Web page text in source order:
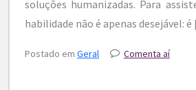
soluções humanizadas. Para
habilidade não é apenas desejável:
Postado em Geral Comenta aí